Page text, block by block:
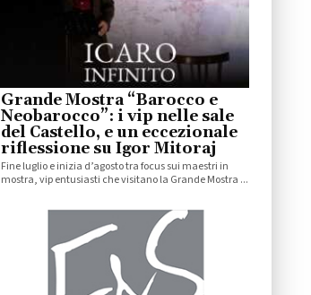
Grande Mostra “Barocco e
Neobarocco”: i vip nelle sale
del Castello, e un eccezionale
riflessione su Igor Mitoraj
Fine luglio e inizia d’agosto tra focus sui maestri in
mostra, vip entusiasti che visitano la Grande Mostra ...